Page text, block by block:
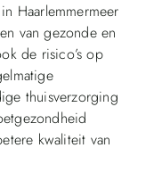
Haarlemmermeer
van gezonde en
de risico’s op
thuisverzorging
kwaliteit van